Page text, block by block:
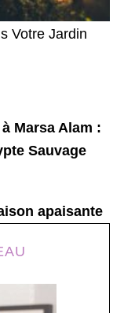
Votre Jardin
Marsa Alam :
Sauvage
apaisante